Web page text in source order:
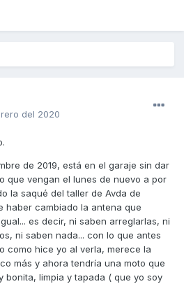
del 2020
de 2019, está en el garaje sin dar
que vengan el lunes de nuevo a por
la saqué del taller de Avda de
haber cambiado la antena que
es decir, ni saben arreglarlas, ni
ni saben nada... con lo que antes
como hice yo al verla, merece la
más y ahora tendría una moto que
bonita, limpia y tapada ( que yo soy